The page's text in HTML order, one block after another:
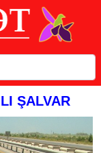
ŞALVAR